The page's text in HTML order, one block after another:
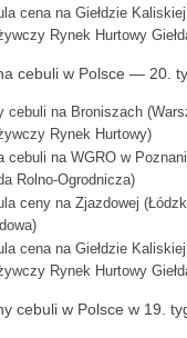
cena na Giełdzie
Rynek Hurtowy
cebuli w Polsce — 20.
cebuli na Broniszach
Rynek Hurtowy)
cebuli na WGRO w
Rolno-Ogrodnicza)
ceny na Zjazdowej
cena na Giełdzie
Rynek Hurtowy
cebuli w Polsce w 19.